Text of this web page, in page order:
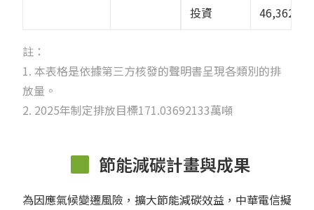
投資
註：
1. 本表格是依據第三方核發的聲明書呈現各類別的排
放量。
2. 2025年制定排放目標171.03692133萬噸
節能減碳計畫與成果
為因應氣候變遷風險，擴大節能減碳效益，中華電信擬